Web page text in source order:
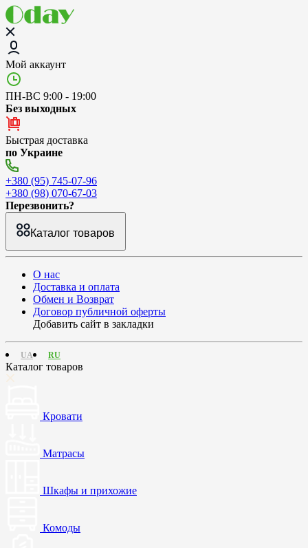
Мой аккаунт
ПН-ВС 9:00 - 19:00
Без выходных
Быстрая доставка
по Украине
+380 (95) 745-07-96
+380 (98) 070-67-03
Перезвонить?
Каталог товаров
О нас
Доставка и оплата
Обмен и Возврат
Договор публичной оферты
Добавить сайт в закладки
RU
UA
Каталог товаров
Кровати
Матрасы
Шкафы и прихожие
Комоды